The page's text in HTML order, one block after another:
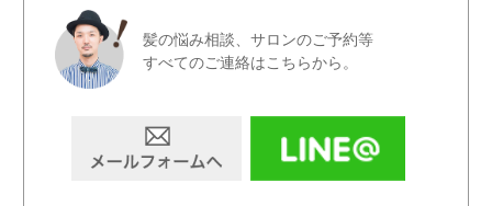
髪の悩み相談、サロンのご予約等
すべてのご連絡はこちらから。